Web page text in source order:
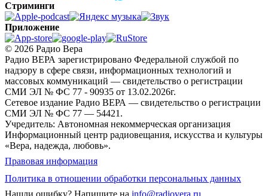
Стриминги
Приложение
© 2026 Радио Вера
Радио ВЕРА зарегистрировано Федеральной службой по
надзору в сфере связи, информационных технологий и
массовых коммуникаций — свидетельство о регистрации
СМИ ЭЛ № ФС 77 - 90935 от 13.02.2026г.
Сетевое издание Радио ВЕРА — свидетельство о регистрации
СМИ ЭЛ № ФС 77 — 54421.
Учредитель: Автономная некоммерческая организация
Информационный центр радиовещания, искусства и культуры
«Вера, надежда, любовь».
Правовая информация
Политика в отношении обработки персональных данных